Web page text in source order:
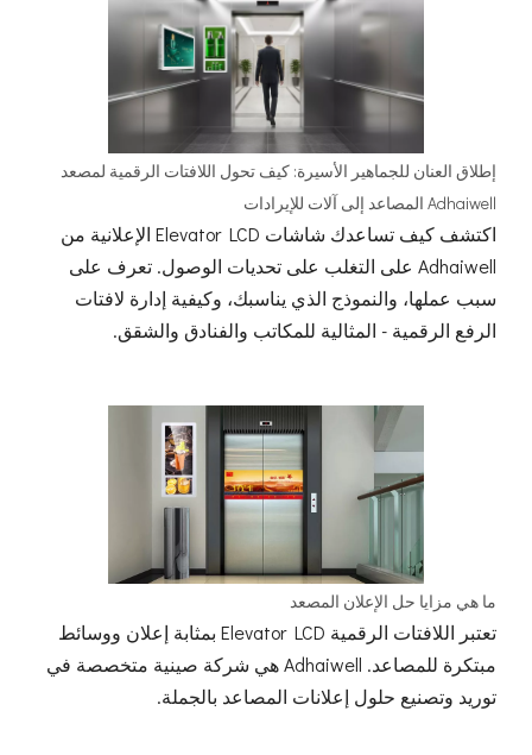
إطلاق العنان للجماهير الأسيرة: كيف تحول اللافتات الرقمية لمصعد
Adhaiwell المصاعد إلى آلات للإيرادات
اكتشف كيف تساعدك شاشات Elevator LCD الإعلانية من
Adhaiwell على التغلب على تحديات الوصول. تعرف على
سبب عملها، والنموذج الذي يناسبك، وكيفية إدارة لافتات
الرفع الرقمية - المثالية للمكاتب والفنادق والشقق.
ما هي مزايا حل الإعلان المصعد
تعتبر اللافتات الرقمية Elevator LCD بمثابة إعلان ووسائط
مبتكرة للمصاعد. Adhaiwell هي شركة صينية متخصصة في
توريد وتصنيع حلول إعلانات المصاعد بالجملة.